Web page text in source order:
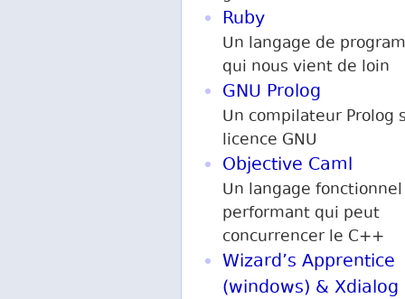
Ruby
Un langage de
qui nous vient de loin
GNU Prolog
Un compilateur Prolog
licence GNU
Objective Caml
Un langage
performant qui peut
concurrencer le C++
Wizard’s Apprentice
(windows) & Xdialog